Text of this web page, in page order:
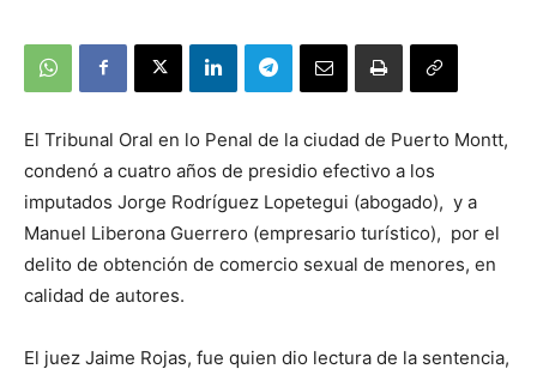
El Tribunal Oral en lo Penal de la ciudad de Puerto Montt,
condenó a cuatro años de presidio efectivo a los
imputados Jorge Rodríguez Lopetegui (abogado), y a
Manuel Liberona Guerrero (empresario turístico), por el
delito de obtención de comercio sexual de menores, en
calidad de autores.
El juez Jaime Rojas, fue quien dio lectura de la sentencia,